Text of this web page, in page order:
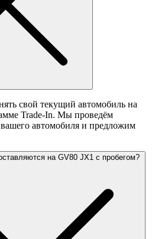
свой текущий автомобиль на
Trade-In. Мы проведём
автомобиля и предложим
на GV80 JX1 с пробегом?